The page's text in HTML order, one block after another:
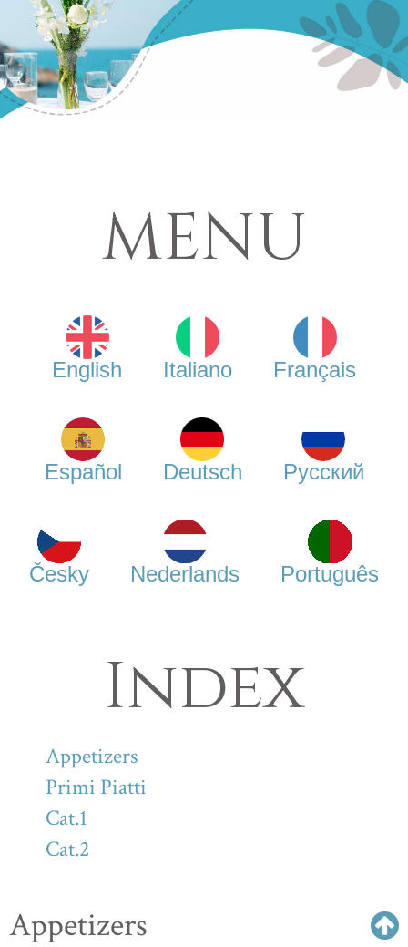
MENU
English Italiano Français
Español Deutsch Русский
Česky Nederlands Português
Index
Appetizers
Primi Piatti
Cat.1
Cat.2
Appetizers